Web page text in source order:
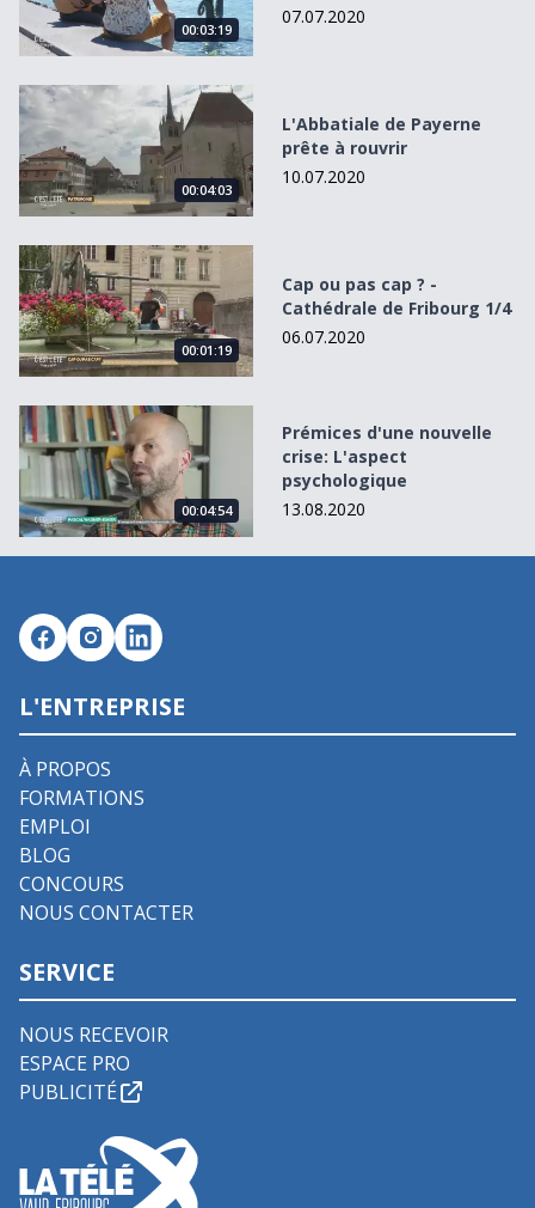
00:03:19
07.07.2020
L&#039;Abbatiale de Payerne prête à rouvrir
00:04:03
L'Abbatiale de Payerne
prête à rouvrir
10.07.2020
Cap ou pas cap ? - Cathédrale de Fribourg 1/4
00:01:19
Cap ou pas cap ? -
Cathédrale de Fribourg 1/4
06.07.2020
Prémices d&#039;une nouvelle crise: L&#039;aspect
00:04:54
Prémices d'une nouvelle
crise: L'aspect
psychologique
13.08.2020
L'ENTREPRISE
À PROPOS
FORMATIONS
EMPLOI
BLOG
CONCOURS
NOUS CONTACTER
SERVICE
NOUS RECEVOIR
ESPACE PRO
PUBLICITÉ